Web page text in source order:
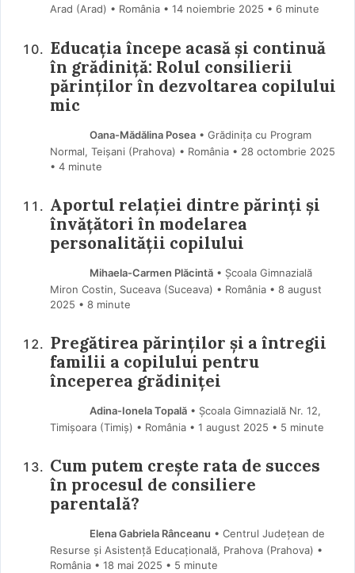
Arad (Arad) • România
14 noiembrie 2025 • 6 minute
Educația începe acasă și continuă
în grădiniță: Rolul consilierii
părinților în dezvoltarea copilului
mic
Oana-Mădălina Posea• Grădinița cu Program
Normal, Teișani (Prahova) • România
28 octombrie 2025
• 4 minute
Aportul relației dintre părinți și
învățători în modelarea
personalității copilului
Mihaela-Carmen Plăcintă• Școala Gimnazială
Miron Costin, Suceava (Suceava) • România
8 august
2025 • 8 minute
Pregătirea părinților și a întregii
familii a copilului pentru
începerea grădiniței
Adina-Ionela Topală• Școala Gimnazială Nr. 12,
Timișoara (Timiş) • România
1 august 2025 • 5 minute
Cum putem crește rata de succes
în procesul de consiliere
parentală?
Elena Gabriela Rânceanu • Centrul Județean de
Resurse și Asistență Educațională, Prahova (Prahova) •
România
18 mai 2025 • 5 minute